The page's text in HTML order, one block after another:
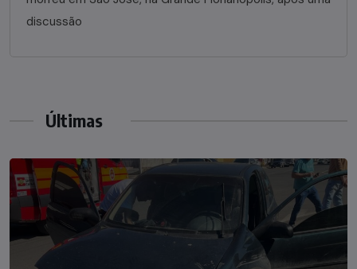
discussão
Últimas